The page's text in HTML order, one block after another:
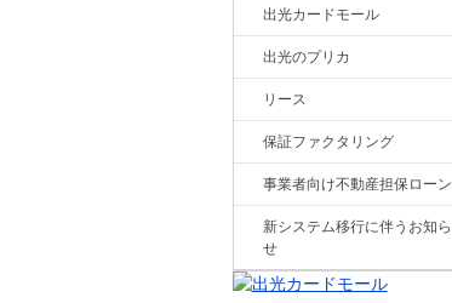
出光カードモール
出光のプリカ
リース
保証ファクタリング
事業者向け不動産担保ローン
新システム移行に伴うお知ら
せ